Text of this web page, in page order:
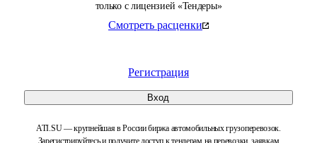
только с лицензией «Тендеры»
Смотреть расценки
Регистрация
Вход
ATI.SU — крупнейшая в России биржа автомобильных грузоперевозок.
Зарегистрируйтесь и получите доступ к тендерам на перевозки, заявкам